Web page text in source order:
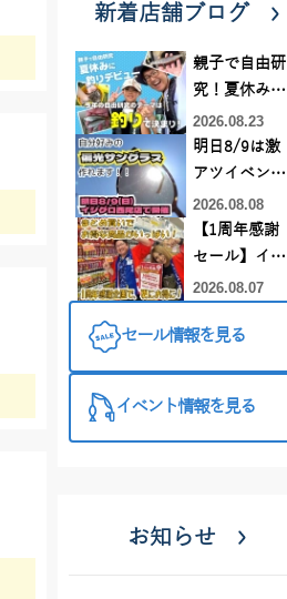
新着店舗ブログ
親子で自由研
究！夏休みに
釣りデビュー
2026.08.23
明日8/9は激
アツイベント
日！！！～オ
ーダー偏光グ
ラス受注会～
2026.08.08
【1周年感謝
セール】イカ
メタルスッ
仕掛けがまと
トでお買い
得！
2026.08.07
セール情報を見る
イベント情報を見る
お知らせ